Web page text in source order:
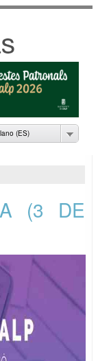
DE
(ES)
(3 DE